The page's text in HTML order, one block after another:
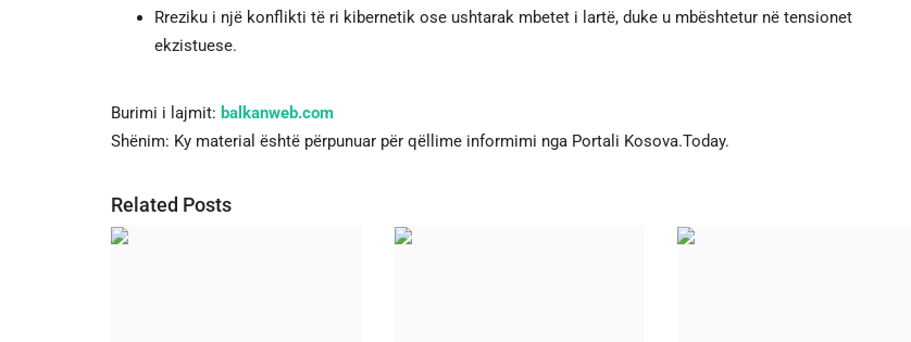
Rreziku i një konflikti të ri kibernetik ose ushtarak mbetet i lartë, duke u mbështetur në tensionet
ekzistuese.
Burimi i lajmit: balkanweb.com
Shënim: Ky material është përpunuar për qëllime informimi nga Portali Kosova.Today.
Related Posts